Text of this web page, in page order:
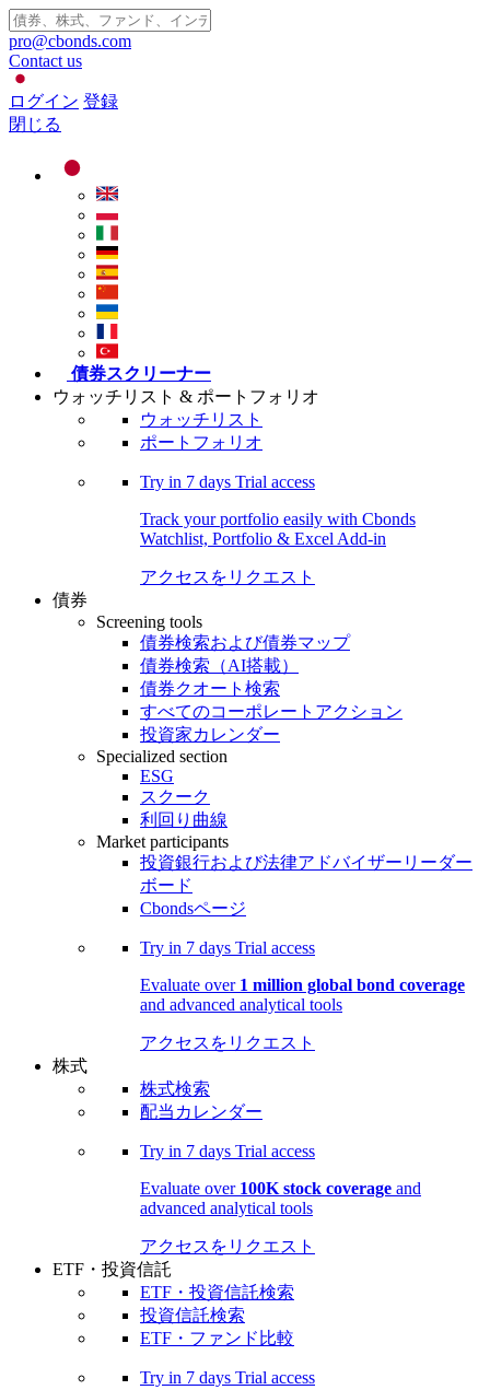
pro@cbonds.com
Contact us
ログイン 登録
閉じる
債券スクリーナー
ウォッチリスト & ポートフォリオ
ウォッチリスト
ポートフォリオ
Try in 7 days Trial access
Track your portfolio easily with Cbonds
Watchlist, Portfolio & Excel Add-in
アクセスをリクエスト
債券
Screening tools
債券検索および債券マップ
債券検索（AI搭載）
債券クオート検索
すべてのコーポレートアクション
投資家カレンダー
Specialized section
ESG
スクーク
利回り曲線
Market participants
投資銀行および法律アドバイザーリーダー
ボード
Cbondsページ
Try in 7 days Trial access
Evaluate over 1 million global bond coverage
and advanced analytical tools
アクセスをリクエスト
株式
株式検索
配当カレンダー
Try in 7 days Trial access
Evaluate over 100K stock coverage and
advanced analytical tools
アクセスをリクエスト
ETF・投資信託
ETF・投資信託検索
投資信託検索
ETF・ファンド比較
Try in 7 days Trial access